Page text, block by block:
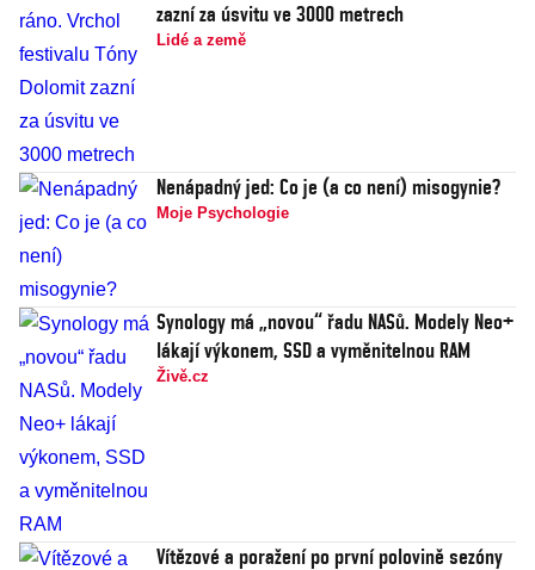
zazní za úsvitu ve 3000 metrech
Lidé a země
Nenápadný jed: Co je (a co není) misogynie?
Moje Psychologie
Synology má „novou“ řadu NASů. Modely Neo+
lákají výkonem, SSD a vyměnitelnou RAM
Živě.cz
Vítězové a poražení po první polovině sezóny